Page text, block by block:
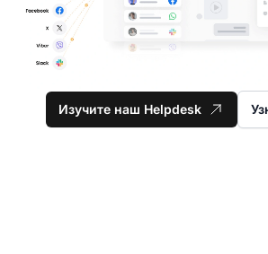
Изучите наш Helpdesk